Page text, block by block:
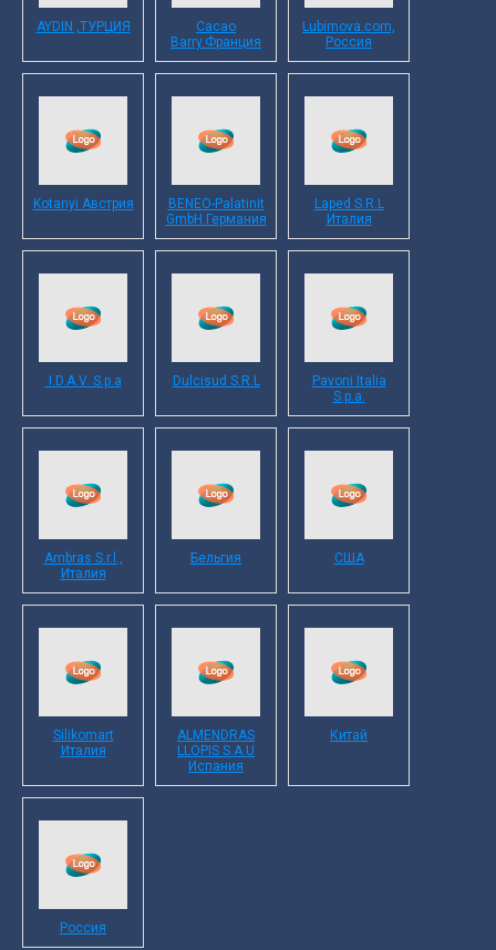
AYDIN ,ТУРЦИЯ
Cacao
Barry.Франция
Lubimova.com,
Россия
Kotanyi Австрия
BENEO-Palatinit
GmbH.Германия
Laped S.R.L
Италия
I.D.A.V. S.p.a Dulcisud S.R.L
Pavoni Italia
S.p.a.
Ambras S.r.l.,
Италия
Бельгия США
Silikomart
Италия
ALMENDRAS
LLOPIS S.A.U
Испания
Китай
Россия